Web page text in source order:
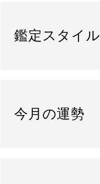
鑑定スタイル
今月の運勢